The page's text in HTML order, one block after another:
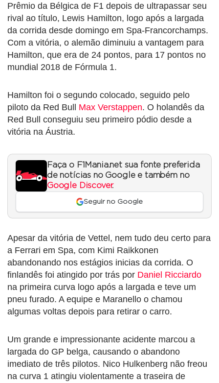
Prêmio da Bélgica de F1 depois de ultrapassar seu
rival ao título, Lewis Hamilton, logo após a largada
da corrida desde domingo em Spa-Francorchamps.
Com a vitória, o alemão diminuiu a vantagem para
Hamilton, que era de 24 pontos, para 17 pontos no
mundial 2018 de Fórmula 1.
Hamilton foi o segundo colocado, seguido pelo
piloto da Red Bull Max Verstappen. O holandês da
Red Bull conseguiu seu primeiro pódio desde a
vitória na Áustria.
Faça o F1Mania.net sua fonte preferida
de notícias no Google e também no
Google Discover.
Seguir no Google
Apesar da vitória de Vettel, nem tudo deu certo para
a Ferrari em Spa, com Kimi Raikkonen
abandonando nos estágios inicias da corrida. O
finlandês foi atingido por trás por Daniel Ricciardo
na primeira curva logo após a largada e teve um
pneu furado. A equipe e Maranello o chamou
algumas voltas depois para retirar o carro.
Um grande e impressionante acidente marcou a
largada do GP belga, causando o abandono
imediato de três pilotos. Nico Hulkenberg não freou
na curva 1 atingiu violentamente a traseira de